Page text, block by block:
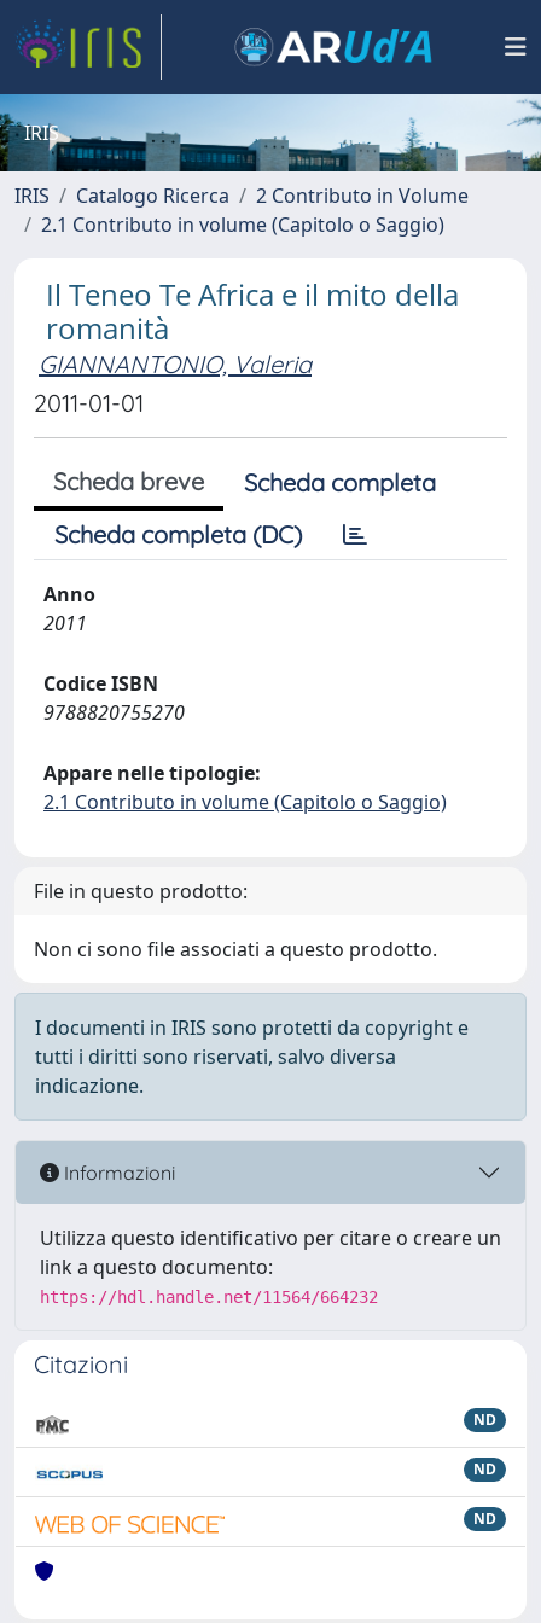
IRIS
IRIS Catalogo Ricerca
2 Contributo in Volume
2.1 Contributo in volume (Capitolo o Saggio)
Il Teneo Te Africa e il mito della
romanità
GIANNANTONIO, Valeria
2011-01-01
Scheda breve
Scheda completa
Scheda completa (DC)
Anno
2011
Codice ISBN
9788820755270
Appare nelle tipologie:
2.1 Contributo in volume (Capitolo o Saggio)
File in questo prodotto:
Non ci sono file associati a questo prodotto.
I documenti in IRIS sono protetti da copyright e
tutti i diritti sono riservati, salvo diversa
indicazione.
Informazioni
Utilizza questo identificativo per citare o creare un
link a questo documento:
https://hdl.handle.net/11564/664232
Citazioni
ND
ND
ND